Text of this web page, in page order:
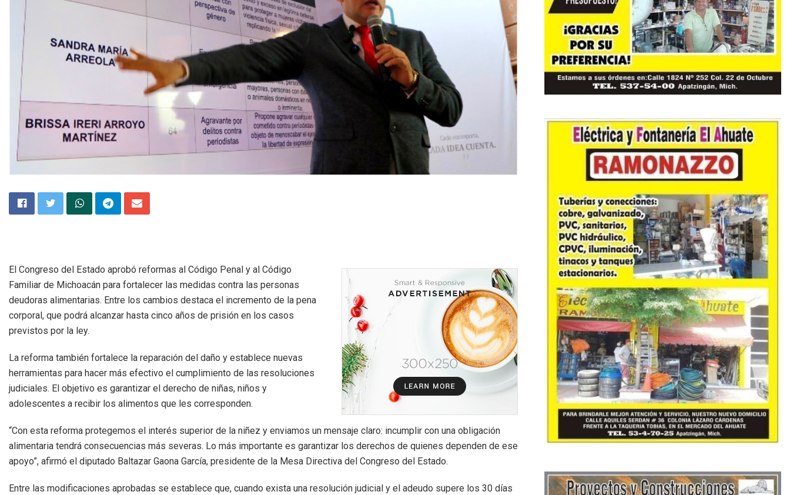
El Congreso del Estado aprobó reformas al Código Penal y al Código
Familiar de Michoacán para fortalecer las medidas contra las personas
deudoras alimentarias. Entre los cambios destaca el incremento de la pena
corporal, que podrá alcanzar hasta cinco años de prisión en los casos
previstos por la ley.
La reforma también fortalece la reparación del daño y establece nuevas
herramientas para hacer más efectivo el cumplimiento de las resoluciones
judiciales. El objetivo es garantizar el derecho de niñas, niños y
adolescentes a recibir los alimentos que les corresponden.
“Con esta reforma protegemos el interés superior de la niñez y enviamos un mensaje claro: incumplir con una obligación
alimentaria tendrá consecuencias más severas. Lo más importante es garantizar los derechos de quienes dependen de ese
apoyo”, afirmó el diputado Baltazar Gaona García, presidente de la Mesa Directiva del Congreso del Estado.
Entre las modificaciones aprobadas se establece que, cuando exista una resolución judicial y el adeudo supere los 30 días